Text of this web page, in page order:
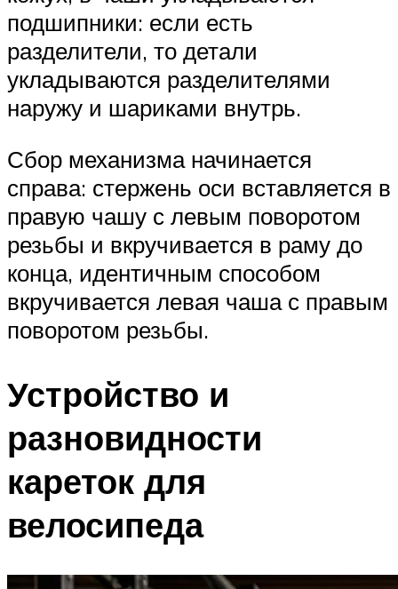
подшипники: если есть
разделители, то детали
укладываются разделителями
наружу и шариками внутрь.
Сбор механизма начинается
справа: стержень оси вставляется в
правую чашу с левым поворотом
резьбы и вкручивается в раму до
конца, идентичным способом
вкручивается левая чаша с правым
поворотом резьбы.
Устройство и
разновидности
кареток для
велосипеда